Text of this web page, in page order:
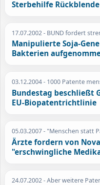
Sterbehilfe Rückblende
17.07.2002- BUND fordert
Manipulierte Soja-
Bakterien
03.12.2004- 1000 Patente
Bundestag beschließt
EU-Biopatentrichtlinie
05.03.2007- "Menschen statt
Ärzte fordern von
"erschwingliche
24.07.2002- Aber weitere